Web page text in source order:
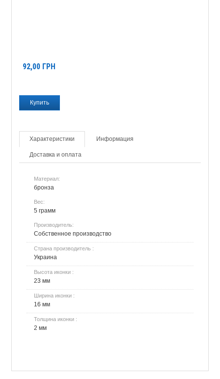
92,00 ГРН
Характеристики Информация
Доставка и оплата
Материал:
бронза
Вес:
5 грамм
Производитель:
Собственное производство
Страна производитель :
Украина
Высота иконки :
23 мм
Ширина иконки :
16 мм
Толщина иконки :
2 мм